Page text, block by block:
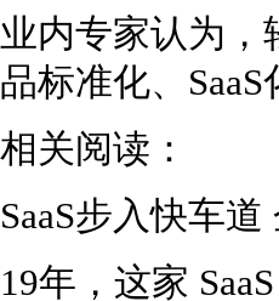
业内专家认为，
品标准化、SaaS
相关阅读：
SaaS步入快车
19年，这家